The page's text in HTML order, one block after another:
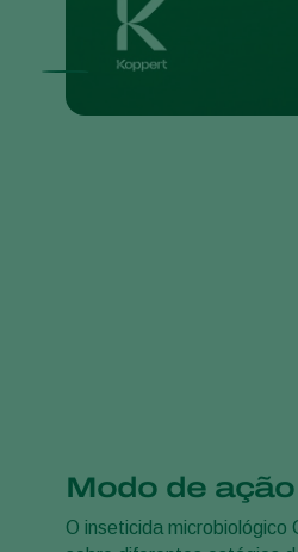
Modo de ação
O inseticida microbiológico